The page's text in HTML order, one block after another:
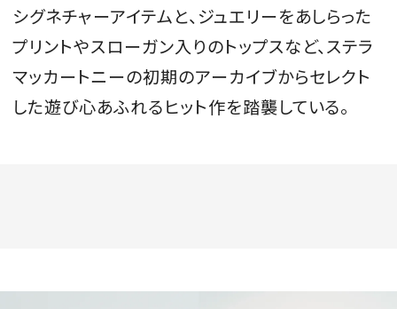
シグネチャーアイテムと、ジュエリーをあしらった
プリントやスローガン入りのトップスなど、ステラ
マッカートニーの初期のアーカイブからセレクト
した遊び心あふれるヒット作を踏襲している。